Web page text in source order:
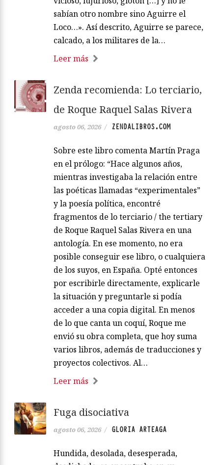
sabían otro nombre sino Aguirre el
Loco…». Así descrito, Aguirre se parece,
calcado, a los militares de la…
Leer más
Zenda recomienda: Lo terciario,
de Roque Raquel Salas Rivera
agosto 06, 2026 / ZENDALIBROS.COM
Sobre este libro comenta Martín Praga
en el prólogo: “Hace algunos años,
mientras investigaba la relación entre
las poéticas llamadas “experimentales”
y la poesía política, encontré
fragmentos de lo terciario / the tertiary
de Roque Raquel Salas Rivera en una
antología. En ese momento, no era
posible conseguir ese libro, o cualquiera
de los suyos, en España. Opté entonces
por escribirle directamente, explicarle
la situación y preguntarle si podía
acceder a una copia digital. En menos
de lo que canta un coquí, Roque me
envió su obra completa, que hoy suma
varios libros, además de traducciones y
proyectos colectivos. Al…
Leer más
Fuga disociativa
agosto 06, 2026 / GLORIA ARTEAGA
Hundida, desolada, desesperada,